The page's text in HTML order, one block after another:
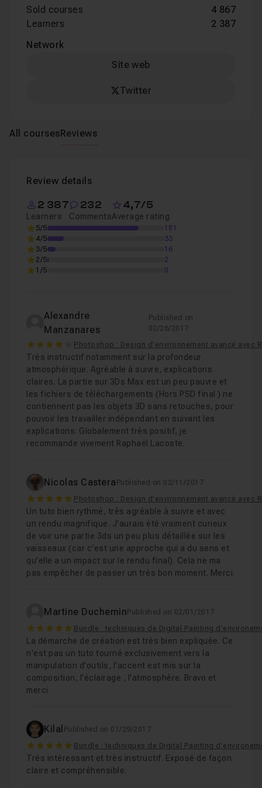
Sold courses
4 867
Learners
2 387
Network
Site web
Twitter
All coursesReviews
Review details
2 387
Learners
232
Comments
4,7/5
Average rating
5/5
181
4/5
33
3/5
16
2/5
2
1/5
0
Alexandre
Manzanares
Published on
02/26/2017
4 Photoshop : Design d'environnement avancé avec
Très instructif notamment sur la profondeur
atmosphérique. Agréable à suivre, explications
claires. La partie sur 3Ds Max est un peu pauvre et
les fichiers de téléchargements (Hors PSD final ) ne
contiennent pas les objets 3D sans retouches, pour
pouvoir les travailler indépendant en suivant les
explications. Globalement très positif, je
recommande vivement Raphaël Lacoste.
Nicolas Castera Published on 02/11/2017
5 Photoshop : Design d'environnement avancé avec
Un tuto bien rythmé, très agréable à suivre et avec
un rendu magnifique. J'aurais été vraiment curieux
de voir une partie 3ds un peu plus détaillée sur les
vaisseaux (car c'est une approche qui a du sens et
qu'elle a un impact sur le rendu final). Cela ne ma
pas empêcher de passer un très bon moment. Merci.
Martine Duchemin Published on 02/01/2017
5 Bundle : techniques de Digital Painting
La démarche de création est très bien expliquée. Ce
n'est pas un tuto tourné exclusivement vers la
manipulation d'outils, l'accent est mis sur la
composition, l'éclairage , l'atmosphère. Bravo et
merci
Kilal Published on 01/29/2017
5 Bundle : techniques de Digital Painting
Très intèressant et très instructif. Exposé de façon
claire et compréhensible.